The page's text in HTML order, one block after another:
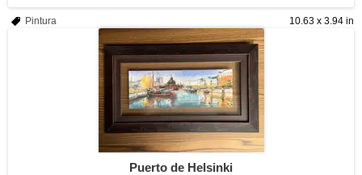
10.63 x 3.94 in
Pintura
Puerto de Helsinki